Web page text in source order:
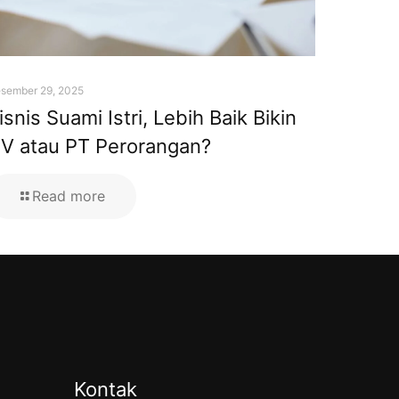
29, 2025
Suami Istri, Lebih Baik Bikin
atau PT Perorangan?
Read more
Kontak